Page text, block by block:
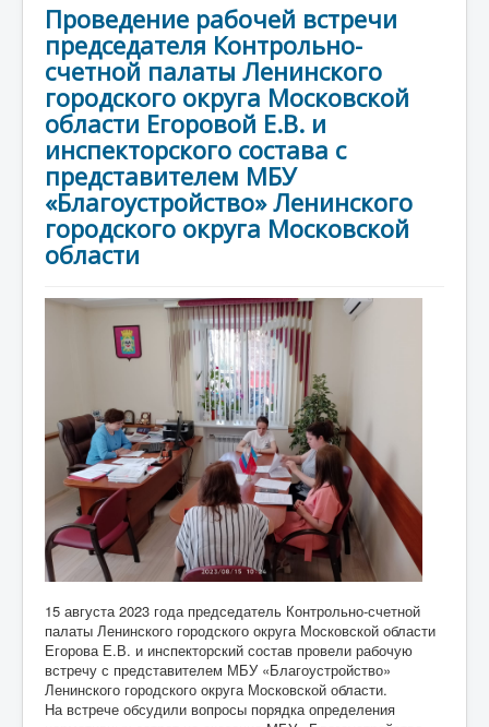
Проведение рабочей встречи
председателя Контрольно-
счетной палаты Ленинского
городского округа Московской
области Егоровой Е.В. и
инспекторского состава с
представителем МБУ
«Благоустройство» Ленинского
городского округа Московской
области
15 августа 2023 года председатель Контрольно-счетной
палаты Ленинского городского округа Московской области
Егорова Е.В. и инспекторский состав провели рабочую
встречу с представителем МБУ «Благоустройство»
Ленинского городского округа Московской области.
На встрече обсудили вопросы порядка определения